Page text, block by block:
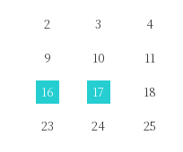
2
3 4
9
10 11
16
17 18
23
24 25